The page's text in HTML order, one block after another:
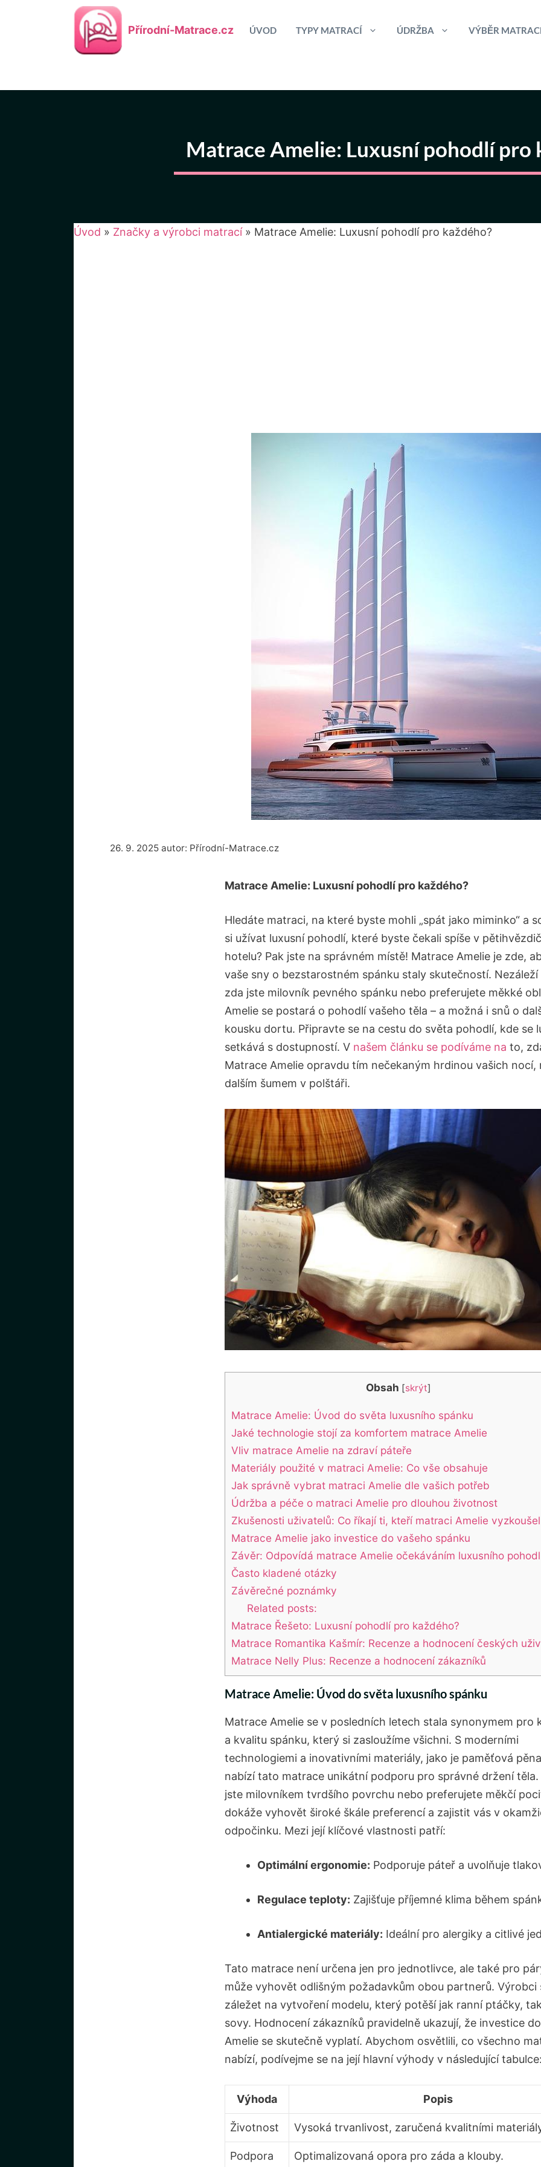
Přírodní-Matrace.cz ÚVOD TYPY MATRACÍ ÚDRŽBA VÝBĚR
Matrace Amelie: Luxusní pohodlí pro
Úvod » Značky a výrobci matrací» Matrace Amelie: Luxusní pohodlí pro každého?
26. 9. 2025 autor: Přírodní-Matrace.cz
Matrace Amelie: Luxusní pohodlí pro každého?
Hledáte matraci, na které byste mohli „spát jako miminko“ a
si užívat luxusní pohodlí, které byste čekali spíše v
hotelu? Pak jste na správném místě! Matrace Amelie je zde,
vaše sny o bezstarostném spánku staly skutečností.
zda jste milovník pevného spánku nebo preferujete měkké
Amelie se postará o pohodlí vašeho těla – a možná i snů o
kousku dortu. Připravte se na cestu do světa pohodlí, kde se
setkává s dostupností. V našem článku se podíváme na to,
Matrace Amelie opravdu tím nečekaným hrdinou vašich nocí,
dalším šumem v polštáři.
Obsah [skrýt]
Matrace Amelie: Úvod do světa luxusního spánku
Jaké technologie stojí za komfortem matrace Amelie
Vliv matrace Amelie na zdraví páteře
Materiály použité v matraci Amelie: Co vše obsahuje
Jak správně vybrat matraci Amelie dle vašich potřeb
Údržba a péče o matraci Amelie pro dlouhou životnost
Zkušenosti uživatelů: Co říkají ti, kteří matraci Amelie
Matrace Amelie jako investice do vašeho spánku
Závěr: Odpovídá matrace Amelie očekáváním luxusního
Často kladené otázky
Závěrečné poznámky
Related posts:
Matrace Řešeto: Luxusní pohodlí pro každého?
Matrace Romantika Kašmír: Recenze a hodnocení českých
Matrace Nelly Plus: Recenze a hodnocení zákazníků
Matrace Amelie: Úvod do světa luxusního spánku
Matrace Amelie se v posledních letech stala synonymem pro
a kvalitu spánku, který si zasloužíme všichni. S moderními
technologiemi a inovativními materiály, jako je paměťová
nabízí tato matrace unikátní podporu pro správné držení těla.
jste milovníkem tvrdšího povrchu nebo preferujete měkčí
dokáže vyhovět široké škále preferencí a zajistit vás v
odpočinku. Mezi její klíčové vlastnosti patří:
Optimální ergonomie: Podporuje páteř a uvolňuje
Regulace teploty: Zajišťuje příjemné klima během
Antialergické materiály: Ideální pro alergiky a citlivé
Tato matrace není určena jen pro jednotlivce, ale také pro
může vyhovět odlišným požadavkům obou partnerů. Výrobci
záležet na vytvoření modelu, který potěší jak ranní ptáčky,
sovy. Hodnocení zákazníků pravidelně ukazují, že investice
Amelie se skutečně vyplatí. Abychom osvětlili, co všechno
nabízí, podívejme se na její hlavní výhody v následující
Výhoda Popis
Životnost Vysoká trvanlivost, zaručená kvalitními
Podpora Optimalizovaná opora pro záda a klouby.